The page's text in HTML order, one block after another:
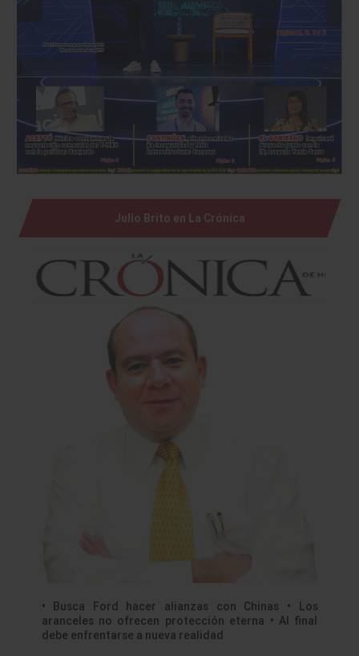
Julio Brito en La Crónica
• Busca Ford hacer alianzas con Chinas • Los
aranceles no ofrecen protección eterna • Al final
debe enfrentarse a nueva realidad